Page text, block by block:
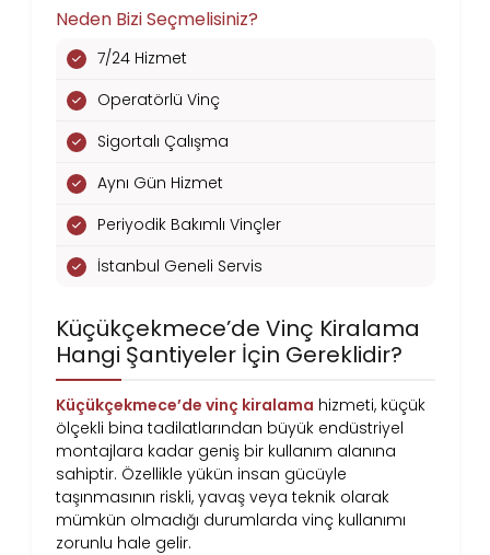
Neden Bizi Seçmelisiniz?
7/24 Hizmet
Operatörlü Vinç
Sigortalı Çalışma
Aynı Gün Hizmet
Periyodik Bakımlı Vinçler
İstanbul Geneli Servis
Küçükçekmece’de Vinç Kiralama
Hangi Şantiyeler İçin Gereklidir?
Küçükçekmece’de vinç kiralama hizmeti, küçük
ölçekli bina tadilatlarından büyük endüstriyel
montajlara kadar geniş bir kullanım alanına
sahiptir. Özellikle yükün insan gücüyle
taşınmasının riskli, yavaş veya teknik olarak
mümkün olmadığı durumlarda vinç kullanımı
zorunlu hale gelir.